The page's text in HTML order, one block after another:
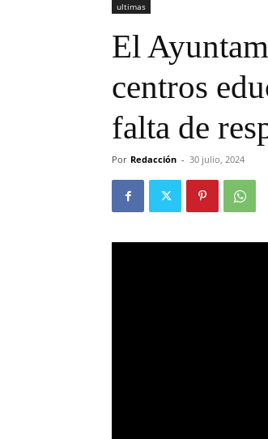
ultimas
El
centros
falta de
Por Redacción - 30 julio, 2024